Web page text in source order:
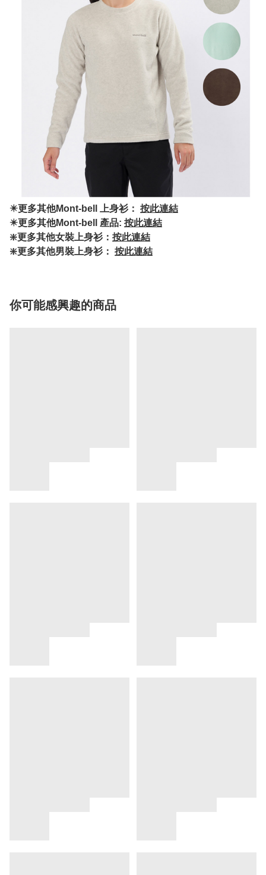
✴️更多其他Mont-bell 上身衫： 按此連結
✴️更多其他Mont-bell 產品: 按此連結
❇️更多其他女裝上身衫： 按此連結
❇️更多其他男裝上身衫： 按此連結
你可能感興趣的商品